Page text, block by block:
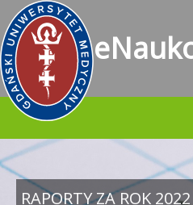
RAPORTY ZA ROK 2022